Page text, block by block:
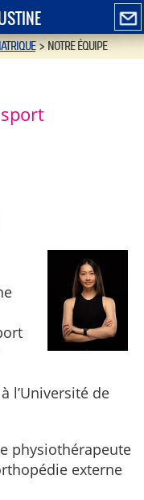
>NOTRE ÉQUIPE
l’Université de
physiothérapeute
externe